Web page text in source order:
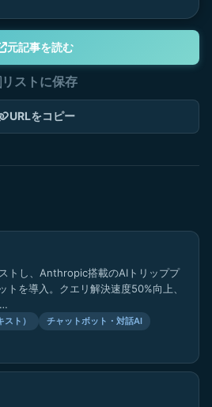
元記事を読む
リストに保存
URLをコピー
トし、Anthropic搭載のAIトリッププ
トを導入。クエリ解決速度50%向上、
ト）
チャットボット・対話AI